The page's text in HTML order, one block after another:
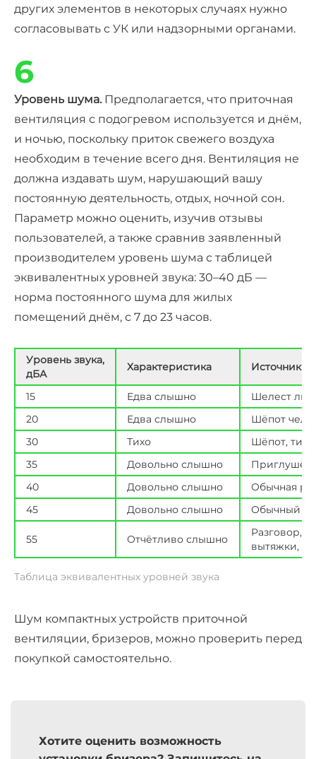
других элементов в некоторых случаях нужно
согласовывать с УК или надзорными органами.
6
Уровень шума. Предполагается, что приточная
вентиляция с подогревом используется и днём,
и ночью, поскольку приток свежего воздуха
необходим в течение всего дня. Вентиляция не
должна издавать шум, нарушающий вашу
постоянную деятельность, отдых, ночной сон.
Параметр можно оценить, изучив отзывы
пользователей, а также сравнив заявленный
производителем уровень шума с таблицей
эквивалентных уровней звука: 30–40 дБ —
норма постоянного шума для жилых
помещений днём, с 7 до 23 часов.
Уровень звука,
дБА
Характеристика Источники
15 Едва слышно
Шелест
20
Едва слышно
Шёпот
30
Тихо
Шёпот,
35
Довольно слышно
40
Довольно слышно
Обычная
45
Довольно слышно Обычный
55 Отчётливо слышно
Разговор,
вытяжки,
Таблица эквивалентных уровней звука
Шум компактных устройств приточной
вентиляции, бризеров, можно проверить перед
покупкой самостоятельно.
Хотите оценить возможность